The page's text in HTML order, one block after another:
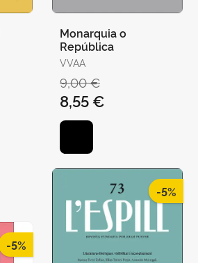
Monarquia o
República
VVAA
9,00 €
8,55 €
-5%
-5%